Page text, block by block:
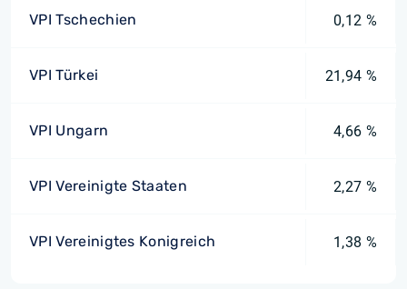
VPI Tschechien 0,12 %
VPI Türkei 21,94 %
VPI Ungarn 4,66 %
VPI Vereinigte Staaten 2,27 %
VPI Vereinigtes Konigreich 1,38 %